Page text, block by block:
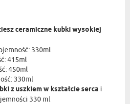
ceramiczne kubki wysokiej
330ml
415ml
450ml
330ml
z uszkiem w kształcie serca i
330 ml